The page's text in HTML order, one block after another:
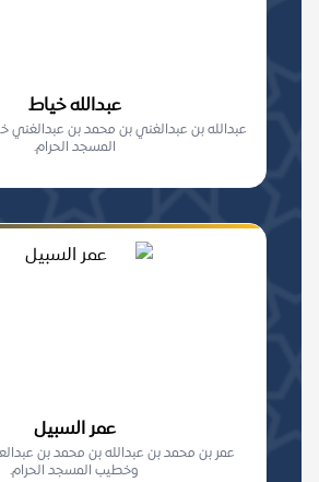
عبدالله خياط
عبدالله بن عبدالغني بن محمد بن
المسجد الحرام.
عمر السبيل
عمر بن محمد بن عبدالله بن محمد بن
وخطيب المسجد الحرام.